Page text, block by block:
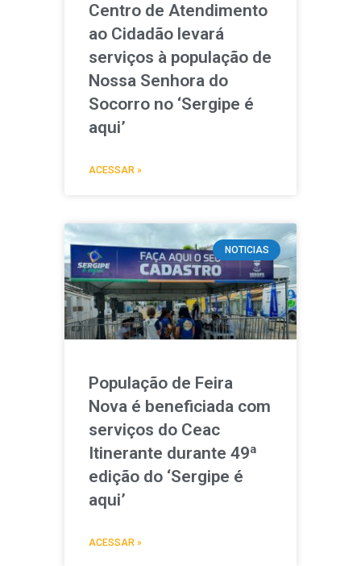
Centro de Atendimento
ao Cidadão levará
serviços à população de
Nossa Senhora do
Socorro no ‘Sergipe é
aqui’
ACESSAR »
NOTICIAS
População de Feira
Nova é beneficiada com
serviços do Ceac
Itinerante durante 49ª
edição do ‘Sergipe é
aqui’
ACESSAR »